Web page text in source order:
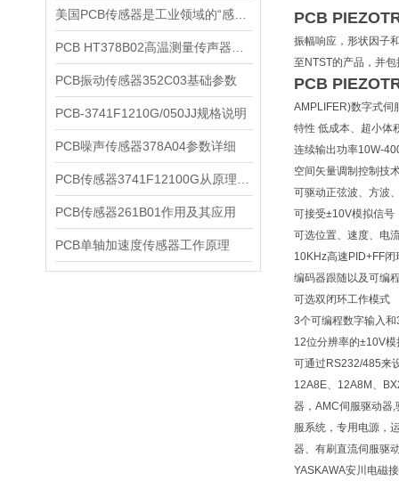
PCB振动传感器352C03基础参数
PCB-3741F1210G/050JJ规格说明
PCB噪声传感器378A04参数详细
PCB传感器261B01作用及其应用
PCB单轴加速度传感器工作原理
PCB
振幅响应，形状因子
至NTST的产品，并
PCB
AMPLIFER)数字式伺
特性 低成本、超小体
连续输出功率10W-
空间矢量调制控制技
可驱动正弦波、方波
可接受±10V模拟信号
可选位置、速度、电
10KHz高速PID+FF
编码器跟随以及可编
可选双闭环工作模式
3个可编程数字输入
12位分辨率的±10V
可通过RS232/485来
12A8E、12A8M、
器，AMC伺服驱动器
服系统，专用电源，
器、有刷直流伺服驱
YASKAWA安川电磁